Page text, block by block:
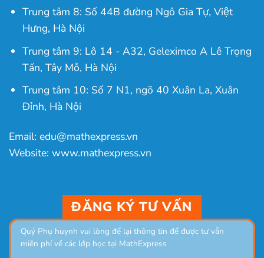
Trung tâm 8: Số 44B đường Ngô Gia Tự, Việt
Hưng, Hà Nội
Trung tâm 9: Lô 14 - A32, Geleximco A Lê Trọng
Tấn, Tây Mỗ, Hà Nội
Trung tâm 10: Số 7 N1, ngõ 40 Xuân La, Xuân
Đỉnh, Hà Nội
Email: edu@mathexpress.vn
Website: www.mathexpress.vn
ĐĂNG KÝ TƯ VẤN
Quý Phụ huynh vui lòng để lại thông tin để được tư vẫn
miễn phí về các lớp học tại MathExpress